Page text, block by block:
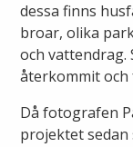
Bra att ha
Öppettider
Om oss
Kontakta oss
dessa finns
broar, olika
och vattendrag.
återkommit
Då fotografen
projektet